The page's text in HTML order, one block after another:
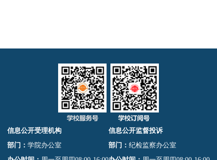
信息公开受理机构
部门： 学院办公室
信息公开监督投诉
部门： 纪检监察办公室